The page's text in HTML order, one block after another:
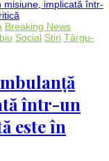
Breaking News
Social Stiri Târgu-
într-un
este în